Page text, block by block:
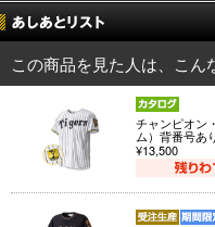
この商品を見た人は、こん
チャンピオン
ム）背番号あ
¥13,500